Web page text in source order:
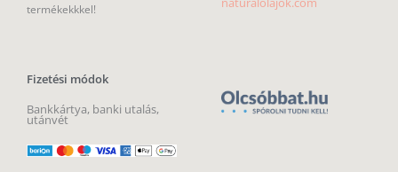
termékekkkel!
Fizetési módok
Bankkártya, banki utalás,
utánvét